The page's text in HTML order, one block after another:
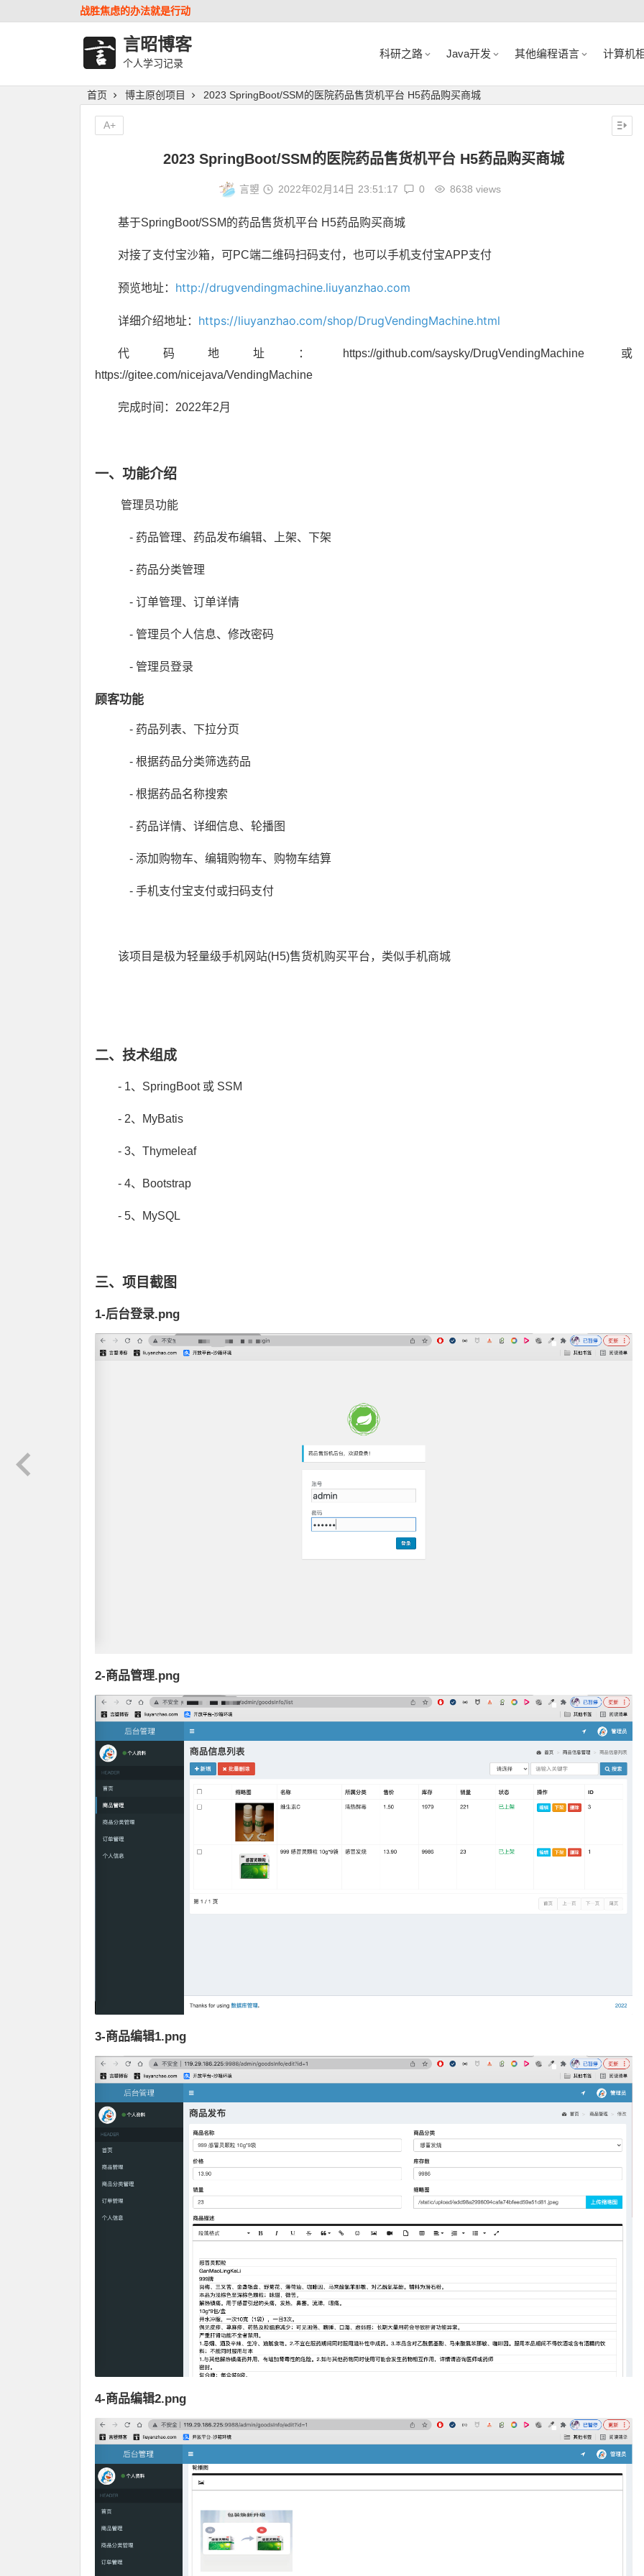
战胜焦虑的办法就是行动
言昭博客
个人学习记录
科研之路 Java开发 其他编程语言 计算机
首页 博主原创项目 2023 SpringBoot/SSM的医院药品售货机平台 H5药品购买商城
2023 SpringBoot/SSM的医院药品售货机平台 H5药品购买商城
言曌 2022年02月14日 23:51:17 0 8638 views
基于SpringBoot/SSM的药品售货机平台 H5药品购买商城
对接了支付宝沙箱，可PC端二维码扫码支付，也可以手机支付宝APP支付
预览地址： http://drugvendingmachine.liuyanzhao.com
详细介绍地址： https://liuyanzhao.com/shop/DrugVendingMachine.html
代码地址：https://github.com/saysky/DrugVendingMachine 或
https://gitee.com/nicejava/VendingMachine
完成时间：2022年2月
一、功能介绍
管理员功能
- 药品管理、药品发布编辑、上架、下架
- 药品分类管理
- 订单管理、订单详情
- 管理员个人信息、修改密码
- 管理员登录
顾客功能
- 药品列表、下拉分页
- 根据药品分类筛选药品
- 根据药品名称搜索
- 药品详情、详细信息、轮播图
- 添加购物车、编辑购物车、购物车结算
- 手机支付宝支付或扫码支付
该项目是极为轻量级手机网站(H5)售货机购买平台，类似手机商城
二、技术组成
- 1、SpringBoot 或 SSM
- 2、MyBatis
- 3、Thymeleaf
- 4、Bootstrap
- 5、MySQL
三、项目截图
1-后台登录.png
2-商品管理.png
3-商品编辑1.png
4-商品编辑2.png
A+